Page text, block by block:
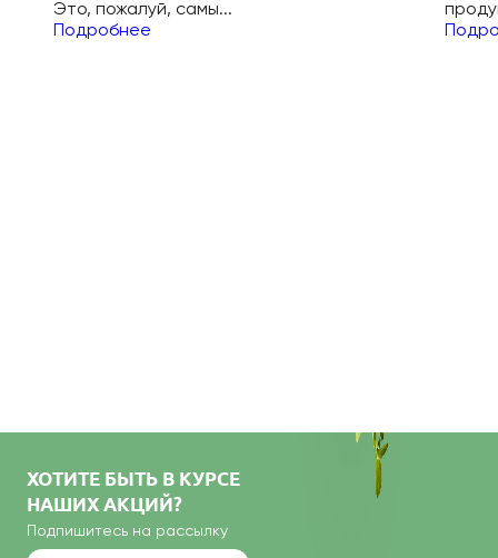
Это, пожалуй, самы...
Подробнее
ХОТИТЕ БЫТЬ В КУРСЕ
НАШИХ АКЦИЙ?
Подпишитесь на рассылку